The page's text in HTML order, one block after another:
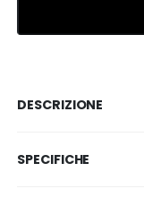
DESCRIZIONE
SPECIFICHE